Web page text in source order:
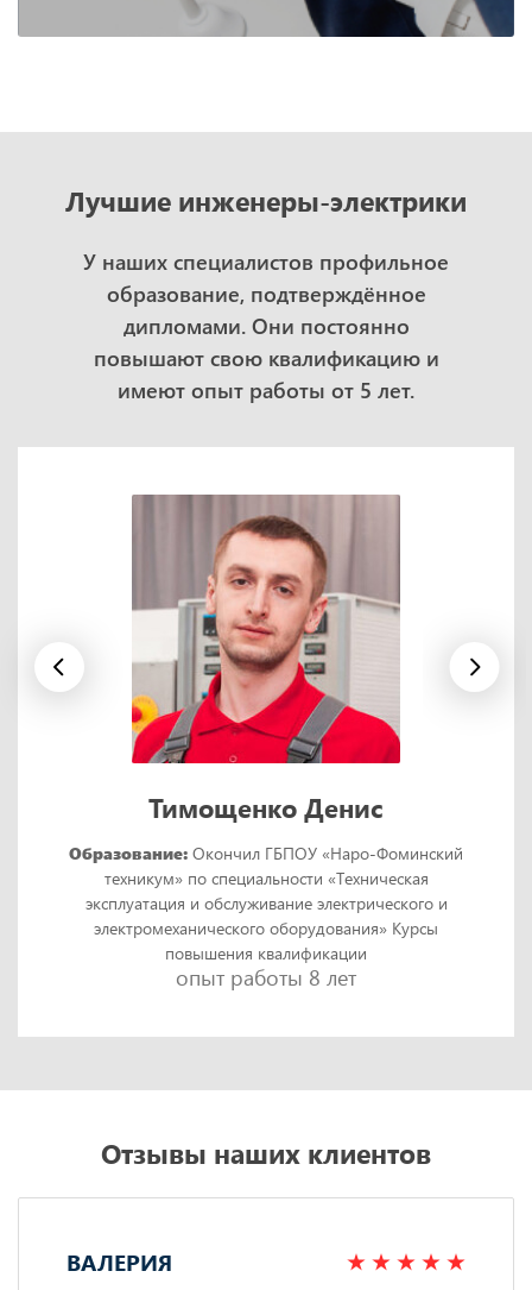
Лучшие инженеры-электрики
У наших специалистов профильное
образование, подтверждённое
дипломами. Они постоянно
повышают свою квалификацию и
имеют опыт работы от 5 лет.
Тимощенко Денис
Образование: Окончил ГБПОУ «Наро-Фоминский
техникум» по специальности «Техническая
эксплуатация и обслуживание электрического и
электромеханического оборудования» Курсы
повышения квалификации
опыт работы 8 лет
Отзывы наших клиентов
ВАЛЕРИЯ